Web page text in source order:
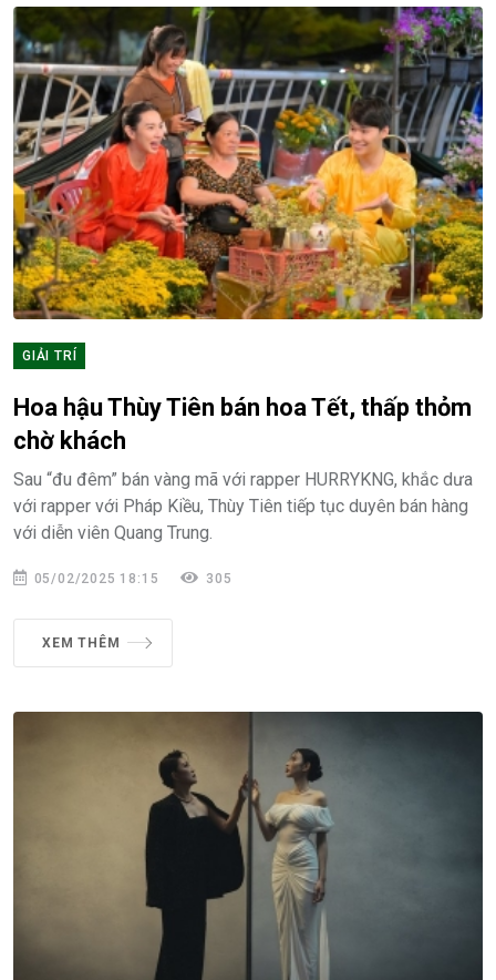
GIẢI TRÍ
Hoa hậu Thùy Tiên bán hoa Tết, thấp thỏm
chờ khách
Sau “đu đêm” bán vàng mã với rapper HURRYKNG, khắc dưa
với rapper với Pháp Kiều, Thùy Tiên tiếp tục duyên bán hàng
với diễn viên Quang Trung.
05/02/2025 18:15 305
XEM THÊM